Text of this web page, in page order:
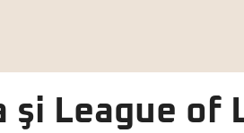
şi League of